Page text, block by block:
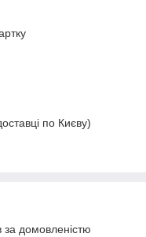
по Києву)
домовленістю